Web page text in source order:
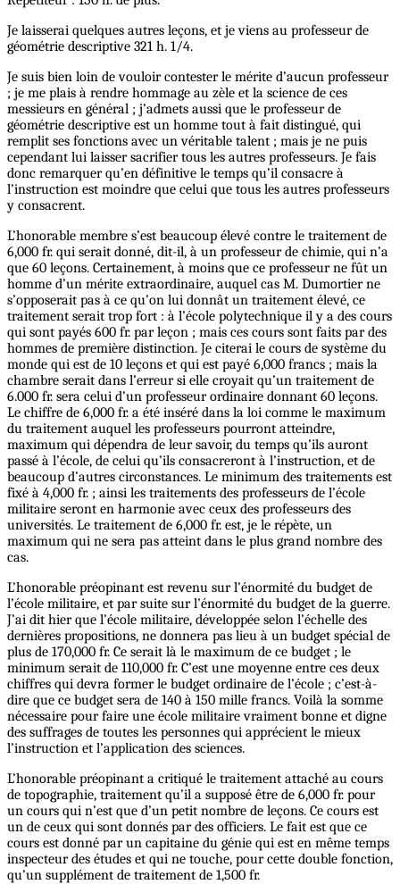
Je laisserai quelques autres leçons, et je viens au professeur de
géométrie descriptive 321 h. 1/4.
Je suis bien loin de vouloir contester le mérite d’aucun professeur
; je me plais à rendre hommage au zèle et la science de ces
messieurs en général ; j’admets aussi que le professeur de
géométrie descriptive est un homme tout à fait distingué, qui
remplit ses fonctions avec un véritable talent ; mais je ne puis
cependant lui laisser sacrifier tous les autres professeurs. Je fais
donc remarquer qu’en définitive le temps qu’il consacre à
l’instruction est moindre que celui que tous les autres professeurs
y consacrent.
L’honorable membre s’est beaucoup élevé contre le traitement de
6,000 fr. qui serait donné, dit-il, à un professeur de chimie, qui n’a
que 60 leçons. Certainement, à moins que ce professeur ne fût un
homme d’un mérite extraordinaire, auquel cas M. Dumortier ne
s’opposerait pas à ce qu’on lui donnât un traitement élevé, ce
traitement serait trop fort : à l’école polytechnique il y a des cours
qui sont payés 600 fr. par leçon ; mais ces cours sont faits par des
hommes de première distinction. Je citerai le cours de système du
monde qui est de 10 leçons et qui est payé 6,000 francs ; mais la
chambre serait dans l’erreur si elle croyait qu’un traitement de
6.000 fr. sera celui d’un professeur ordinaire donnant 60 leçons.
Le chiffre de 6,000 fr. a été inséré dans la loi comme le maximum
du traitement auquel les professeurs pourront atteindre,
maximum qui dépendra de leur savoir, du temps qu’ils auront
passé à l’école, de celui qu’ils consacreront à l’instruction, et de
beaucoup d’autres circonstances. Le minimum des traitements est
fixé à 4,000 fr. ; ainsi les traitements des professeurs de l’école
militaire seront en harmonie avec ceux des professeurs des
universités. Le traitement de 6,000 fr. est, je le répète, un
maximum qui ne sera pas atteint dans le plus grand nombre des
cas.
L’honorable préopinant est revenu sur l’énormité du budget de
l’école militaire, et par suite sur l’énormité du budget de la guerre.
J’ai dit hier que l’école militaire, développée selon l’échelle des
dernières propositions, ne donnera pas lieu à un budget spécial de
plus de 170,000 fr. Ce serait là le maximum de ce budget ; le
minimum serait de 110,000 fr. C’est une moyenne entre ces deux
chiffres qui devra former le budget ordinaire de l’école ; c’est-à-
dire que ce budget sera de 140 à 150 mille francs. Voilà la somme
nécessaire pour faire une école militaire vraiment bonne et digne
des suffrages de toutes les personnes qui apprécient le mieux
l’instruction et l’application des sciences.
L’honorable préopinant a critiqué le traitement attaché au cours
de topographie, traitement qu’il a supposé être de 6,000 fr. pour
un cours qui n’est que d’un petit nombre de leçons. Ce cours est
un de ceux qui sont donnés par des officiers. Le fait est que ce
cours est donné par un capitaine du génie qui est en même temps
inspecteur des études et qui ne touche, pour cette double fonction,
qu’un supplément de traitement de 1,500 fr.